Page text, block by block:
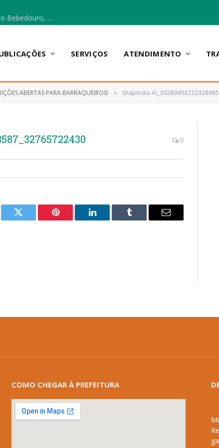
Escola Municipal Vicentina Vieira dos Santos, no Polo Bebedouro, recebeu materiais para a implantação do Cantinho da Leitura e da Sala Multidisciplinar.
SERVIÇOS ATENDIMENTO
ABERTAS PARA BARRAQUEIROS! » SnapInsta-
0
Twitter Pinterest LinkedIn Tumblr
E-
COMO CHEGAR À PREFEITURA